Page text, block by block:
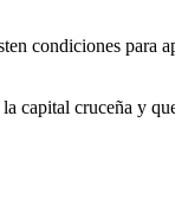
condiciones para
capital cruceña y